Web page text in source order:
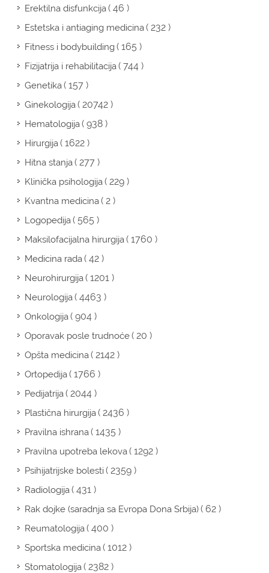
Erektilna disfunkcija( 46 )
Estetska i antiaging medicina( 232 )
Fitness i bodybuilding( 165 )
Fizijatrija i rehabilitacija( 744 )
Genetika( 157 )
Ginekologija( 20742 )
Hematologija( 938 )
Hirurgija( 1622 )
Hitna stanja( 277 )
Klinička psihologija( 229 )
Kvantna medicina( 2 )
Logopedija( 565 )
Maksilofacijalna hirurgija( 1760 )
Medicina rada( 42 )
Neurohirurgija( 1201 )
Neurologija( 4463 )
Onkologija( 904 )
Oporavak posle trudnoće( 20 )
Opšta medicina( 2142 )
Ortopedija( 1766 )
Pedijatrija( 2044 )
Plastična hirurgija( 2436 )
Pravilna ishrana( 1435 )
Pravilna upotreba lekova( 1292 )
Psihijatrijske bolesti( 2359 )
Radiologija( 431 )
Rak dojke (saradnja sa Evropa Dona Srbija)( 62 )
Reumatologija( 400 )
Sportska medicina( 1012 )
Stomatologija( 2382 )